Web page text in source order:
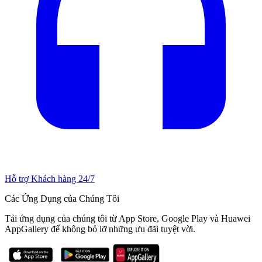
Hỗ trợ Khách hàng 24/7
Các Ứng Dụng của Chúng Tôi
Tải ứng dụng của chúng tôi từ App Store, Google Play và Huawei
AppGallery để không bỏ lỡ những ưu đãi tuyệt vời.